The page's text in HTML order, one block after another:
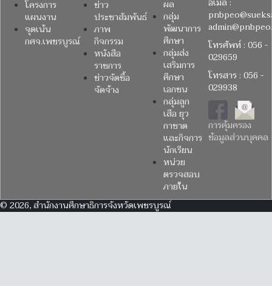
โครงการ
แผนงาน
จุดเน้น
กศจ.เพชรบูรณ์
ข่าว
ประชาสัมพันธ์
ภาพ
กิจกรรม
หนังสือ
ราชการ
ข่าวจัดซื้อ
จัดจ้าง
ผล
กลุ่ม
พัฒนาการ
ศึกษา
กลุ่มส่ง
เสริมการ
ศึกษา
เอกชน
กลุ่มลูก
เสือ ยุว
กาชาด
และกิจการ
นักเรียน
หน่วย
ตรวจสอบ
ภายใน
โทรศัพท์ : 056 -
029659
โทรสาร : 056 -
029938
การคุ้มครอง
ข้อมูลส่วนบุคคล
© 2026, สำนักงานศึกษาธิการจังหวัดเพชรบูรณ์